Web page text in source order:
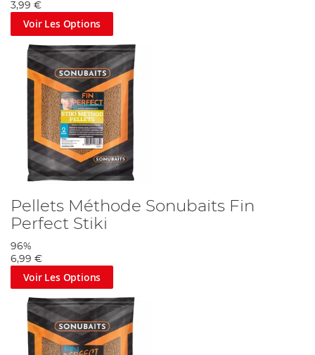
3,99 €
Voir Les Options
Pellets Méthode Sonubaits Fin
Perfect Stiki
96%
6,99 €
Voir Les Options